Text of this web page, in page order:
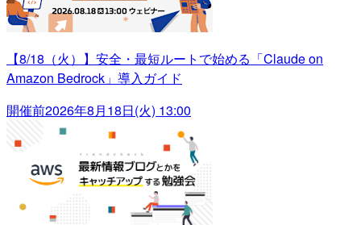
【8/18（火）】安全・最短ルートで始める「Claude on
Amazon Bedrock」導入ガイド
開催前2026年8月18日(火) 13:00